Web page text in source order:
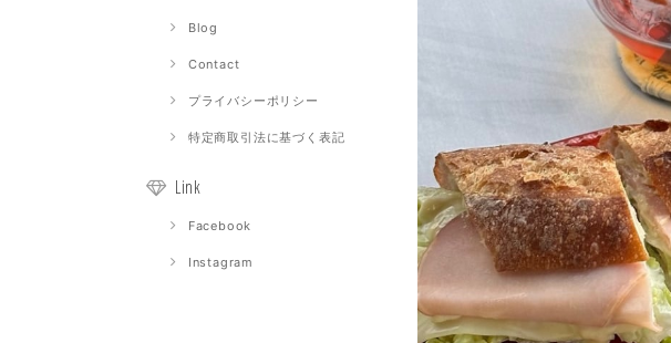
Blog
Contact
プライバシーポリシー
特定商取引法に基づく表記
Link
Facebook
Instagram